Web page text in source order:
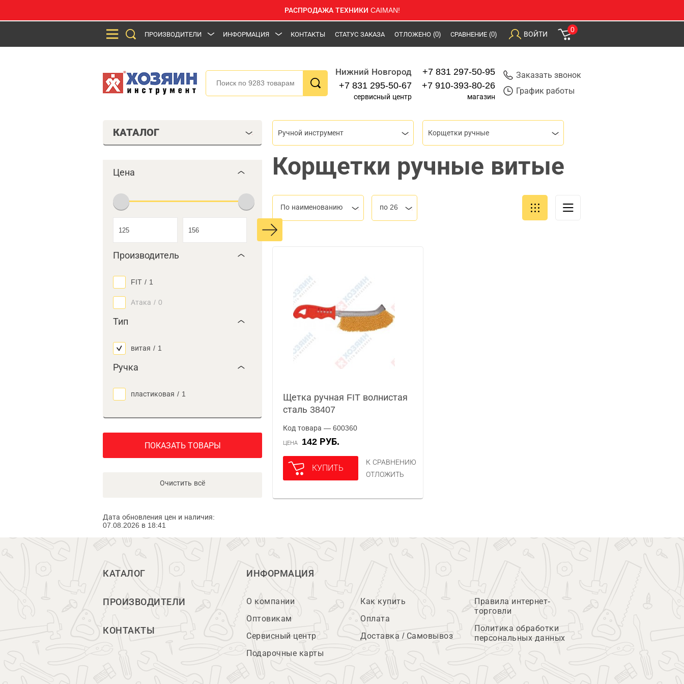
РАСПРОДАЖА ТЕХНИКИ CAIMAN!
ПРОИЗВОДИТЕЛИ ИНФОРМАЦИЯ КОНТАКТЫ СТАТУС ЗАКАЗА ОТЛОЖЕНО (0) СРАВНЕНИЕ (0) ВОЙТИ
0
Нижний Новгород
+7 831 295-50-67
сервисный центр
+7 831 297-50-95
+7 910-393-80-26
магазин
Заказать звонок
График работы
КАТАЛОГ
Цена
Производитель
FIT / 1
Атака / 0
Тип
витая / 1
Ручка
пластиковая / 1
ПОКАЗАТЬ ТОВАРЫ
Очистить всё
Дата обновления цен и наличия:
07.08.2026 в 18:41
Ручной инструмент Корщетки ручные
Корщетки ручные витые
По наименованию по 26
Щетка ручная FIT волнистая
сталь 38407
Код товара — 600360
ЦЕНА 142 РУБ.
КУПИТЬ
К СРАВНЕНИЮ
ОТЛОЖИТЬ
КАТАЛОГ
ПРОИЗВОДИТЕЛИ
КОНТАКТЫ
ИНФОРМАЦИЯ
О компании
Оптовикам
Сервисный центр
Подарочные карты
Как купить
Оплата
Доставка / Самовывоз
Правила интернет-
торговли
Политика обработки
персональных данных